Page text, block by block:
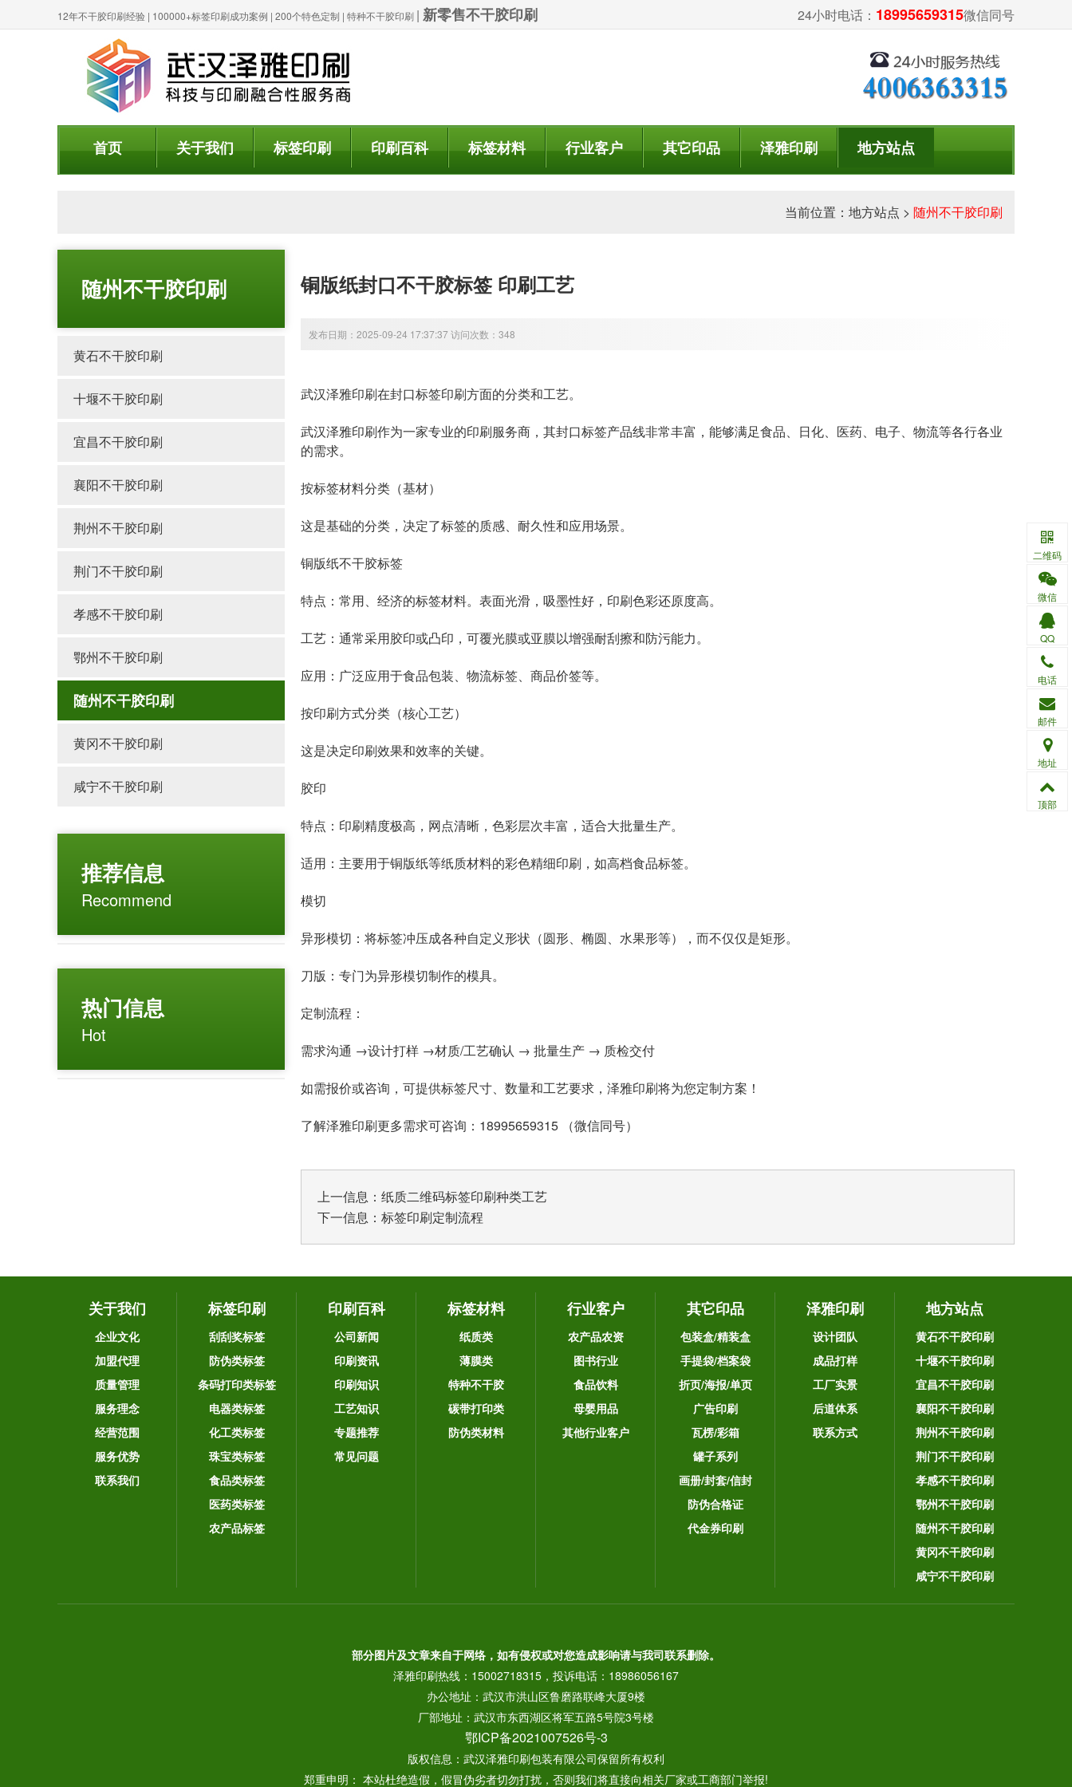
12年不干胶印刷经验 | 100000+标签印刷成功案例 | 200个特色定制 | 特种不干胶印刷 | 新零售不干胶印刷 24小时电话： 18995659315微信同号
首页 关于我们 标签印刷 印刷百科 标签材料 行业客户 其它印品 泽雅印刷 地方站点
当前位置： 地方站点 > 随州不干胶印刷
随州不干胶印刷
黄石不干胶印刷
十堰不干胶印刷
宜昌不干胶印刷
襄阳不干胶印刷
荆州不干胶印刷
荆门不干胶印刷
孝感不干胶印刷
鄂州不干胶印刷
随州不干胶印刷
黄冈不干胶印刷
咸宁不干胶印刷
推荐信息
Recommend
热门信息
Hot
铜版纸封口不干胶标签 印刷工艺
发布日期：2025-09-24 17:37:37 访问次数：348
武汉泽雅印刷在封口标签印刷方面的分类和工艺。
武汉泽雅印刷作为一家专业的印刷服务商，其封口标签产品线非常丰富，能够满足食品、日化、医药、电子、物流等各行各业
的需求。
按标签材料分类（基材）
这是基础的分类，决定了标签的质感、耐久性和应用场景。
铜版纸不干胶标签
特点：常用、经济的标签材料。表面光滑，吸墨性好，印刷色彩还原度高。
工艺：通常采用胶印或凸印，可覆光膜或亚膜以增强耐刮擦和防污能力。
应用：广泛应用于食品包装、 物流标签、商品价签等。
按印刷方式分类（核心工艺）
这是决定印刷效果和效率的关键。
胶印
特点：印刷精度极高，网点清晰，色彩层次丰富，适合大批量生产。
适用：主要用于铜版纸等纸质材料的彩色精细印刷，如高档食品标签。
模切
异形模切：将标签冲压成各种自定义形状（圆形、椭圆、水果形等），而不仅仅是矩形。
刀版：专门为异形模切制作的模具。
定制流程：
需求沟通 →设计打样 →材质/工艺确认 → 批量生产 → 质检交付
如需报价或咨询，可提供标签尺寸、数量和工艺要求，泽雅印刷将为您定制方案！
了解泽雅印刷更多需求可咨询：18995659315 （微信同号）
上一信息： 纸质二维码标签印刷种类工艺
下一信息： 标签印刷定制流程
关于我们
企业文化
加盟代理
质量管理
服务理念
经营范围
服务优势
联系我们
标签印刷
刮刮奖标签
防伪类标签
条码打印类标签
电器类标签
化工类标签
珠宝类标签
食品类标签
医药类标签
农产品标签
印刷百科
公司新闻
印刷资讯
印刷知识
工艺知识
专题推荐
常见问题
标签材料
纸质类
薄膜类
特种不干胶
碳带打印类
防伪类材料
行业客户
农产品农资
图书行业
食品饮料
母婴用品
其他行业客户
其它印品
包装盒/精装盒
手提袋/档案袋
折页/海报/单页
广告印刷
瓦楞/彩箱
罐子系列
画册/封套/信封
防伪合格证
代金券印刷
泽雅印刷
设计团队
成品打样
工厂实景
后道体系
联系方式
地方站点
黄石不干胶印刷
十堰不干胶印刷
宜昌不干胶印刷
襄阳不干胶印刷
荆州不干胶印刷
荆门不干胶印刷
孝感不干胶印刷
鄂州不干胶印刷
随州不干胶印刷
黄冈不干胶印刷
咸宁不干胶印刷
部分图片及文章来自于网络，如有侵权或对您造成影响请与我司联系删除。
泽雅印刷热线：15002718315，投诉电话：18986056167
办公地址：武汉市洪山区鲁磨路联峰大厦9楼
厂部地址：武汉市东西湖区将军五路5号院3号楼
鄂ICP备2021007526号-3
版权信息：武汉泽雅印刷包装有限公司保留所有权利
郑重申明： 本站杜绝造假，假冒伪劣者切勿打扰，否则我们将直接向相关厂家或工商部门举报!
二维码
微信
QQ
电话
邮件
地址
顶部